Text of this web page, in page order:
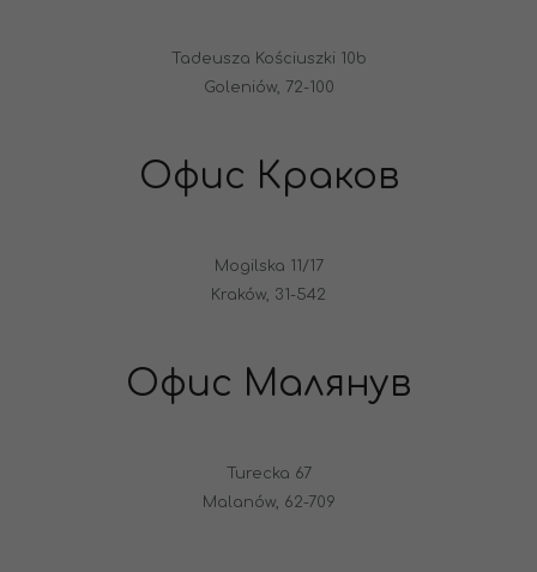
Tadeusza Kościuszki 10b
Goleniów, 72-100
Офис Краков
Mogilska 11/17
Kraków, 31-542
Офис Малянув
Turecka 67
Malanów, 62-709